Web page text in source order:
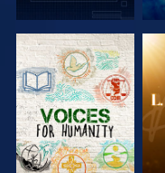
UTFORSKA
SERIEN